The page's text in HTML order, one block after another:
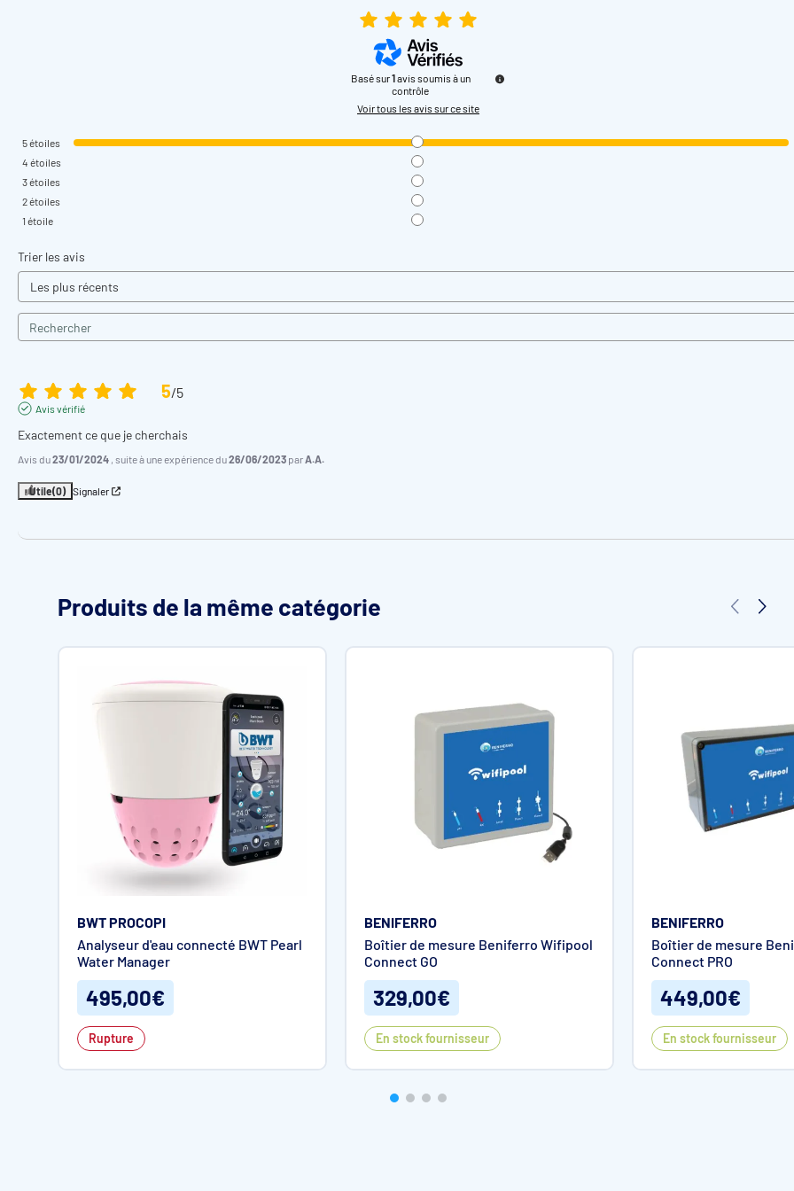
Basé sur1avis soumis à un
contrôle
Voir tous les avis sur ce site
5étoiles
4 étoiles
3étoiles
2étoiles
1 étoile
Trier les avis
5/5
Avis vérifié
Exactement ce que je cherchais
Avis du23/01/2024 , suite à une expérience du26/06/2023 parA.A.
Utile(0) Signaler
Produits de la même catégorie
BWT PROCOPI
Analyseur d'eau connecté BWT Pearl
Water Manager
495,00€
Rupture
BENIFERRO
Boîtier de mesure Beniferro Wifipool
Connect GO
329,00€
En stock fournisseur
BENIFERRO
Boîtier de mesure
Connect PRO
449,00€
En stock fournisseur